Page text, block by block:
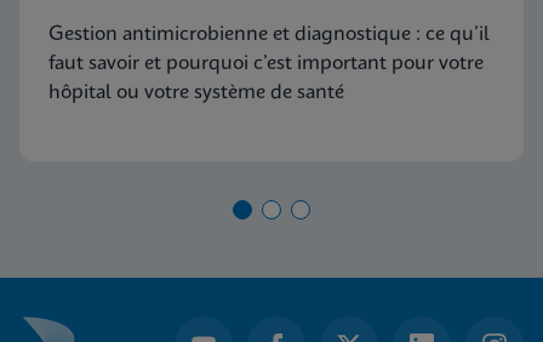
Gestion antimicrobienne et diagnostique : ce qu’il
faut savoir et pourquoi c’est important pour votre
hôpital ou votre système de santé